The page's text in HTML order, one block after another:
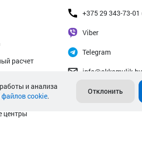
расчет
обслуживание
центры
+375 29 343-73-01
Viber
Telegram
info@akkamulik.by
и анализа
файлов cookie.
Отклонить